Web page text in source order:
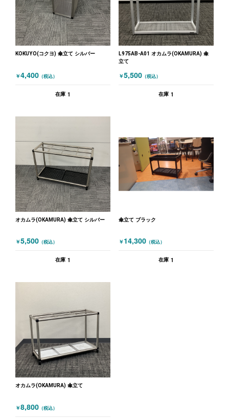
KOKUYO(コクヨ) 傘立て シルバー
￥4,400 （税込）
在庫 1
L975AB-A01 オカムラ(OKAMURA) 傘
立て
￥5,500 （税込）
在庫 1
オカムラ(OKAMURA) 傘立て シルバー
￥5,500 （税込）
在庫 1
傘立て ブラック
￥ 14,300 （税込）
在庫 1
オカムラ(OKAMURA) 傘立て
￥8,800 （税込）